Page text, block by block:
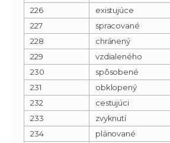
226
existujúce
227
spracované
228
chránený
229
vzdialeného
230
spôsobené
231
obklopený
232
cestujúci
233
zvyknutí
234
plánované